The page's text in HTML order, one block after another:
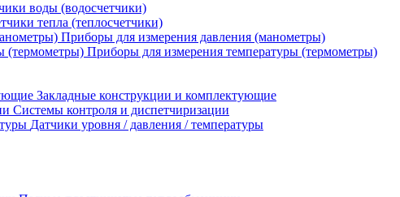
воды (водосчетчики)
тепла (теплосчетчики)
Приборы для измерения давления (манометры)
Приборы для измерения температуры (термометры)
Закладные конструкции и комплектующие
Системы контроля и диспетчиризации
Датчики уровня / давления / температуры